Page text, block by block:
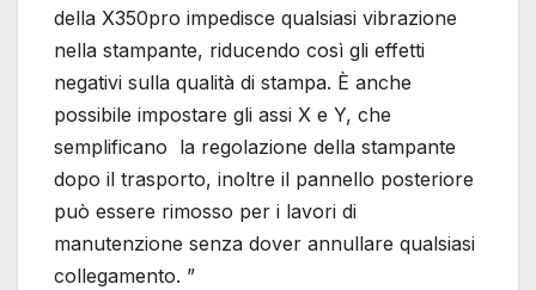
della X350pro impedisce qualsiasi vibrazione
nella stampante, riducendo così gli effetti
negativi sulla qualità di stampa. È anche
possibile impostare gli assi X e Y, che
semplificano la regolazione della stampante
dopo il trasporto, inoltre il pannello posteriore
può essere rimosso per i lavori di
manutenzione senza dover annullare qualsiasi
collegamento. ”